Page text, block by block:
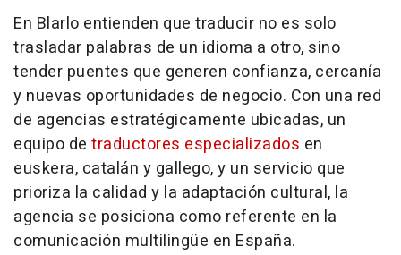
En Blarlo entienden que traducir no es solo
trasladar palabras de un idioma a otro, sino
tender puentes que generen confianza, cercanía
y nuevas oportunidades de negocio. Con una red
de agencias estratégicamente ubicadas, un
equipo de traductores especializados en
euskera, catalán y gallego, y un servicio que
prioriza la calidad y la adaptación cultural, la
agencia se posiciona como referente en la
comunicación multilingüe en España.